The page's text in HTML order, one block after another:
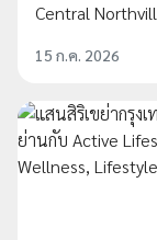
Central
15 ก.ค. 2026